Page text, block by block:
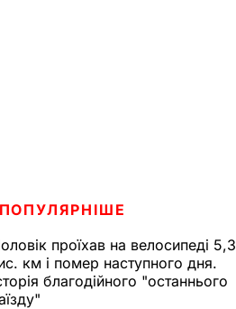
проїхав на велосипеді 5,3
км і помер наступного дня.
благодійного "останнього